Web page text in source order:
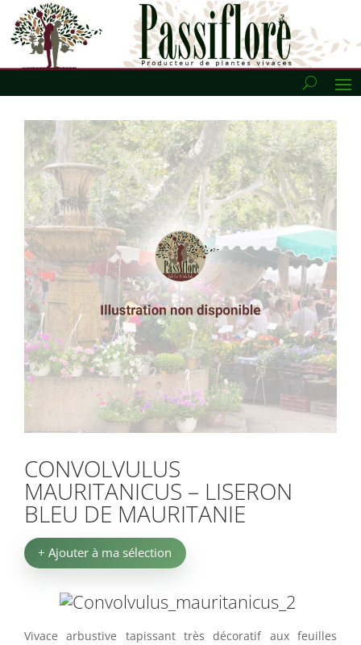
CONVOLVULUS
MAURITANICUS – LISERON
BLEU DE MAURITANIE
+ Ajouter à ma sélection
Vivace arbustive tapissant très décoratif aux feuilles